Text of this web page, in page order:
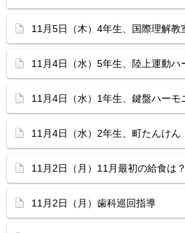
11月5日（木）4年生、国際理解教
11月4日（水）5年生、陸上運動ハ
11月4日（水）1年生、鍵盤ハーモ
11月4日（水）2年生、町たんけん
11月2日（月）11月最初の給食は？
11月2日（月）歯科巡回指導